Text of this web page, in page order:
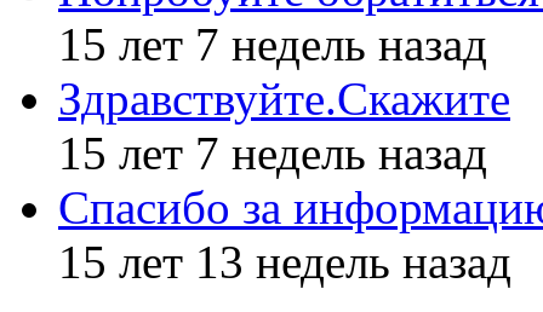
15 лет 7 недель назад
Здравствуйте.Скажите
15 лет 7 недель назад
Спасибо за
15 лет 13 недель назад